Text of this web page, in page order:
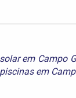
em Campo
piscinas em